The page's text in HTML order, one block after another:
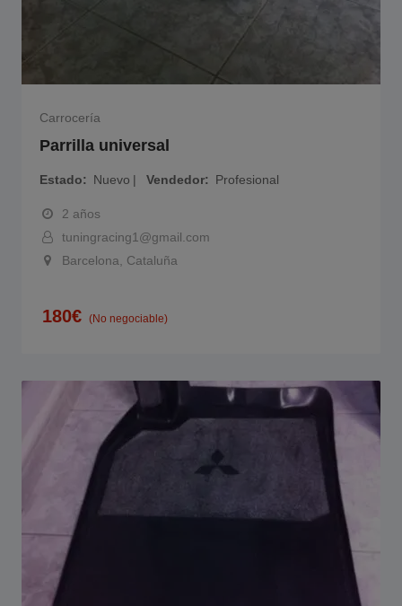
Carrocería
Parrilla universal
Estado Nuevo Vendedor Profesional
2 años
tuningracing1@gmail.com
Barcelona, Cataluña
180€ (No negociable)